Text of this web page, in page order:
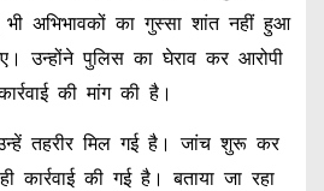
अभिभावकों का गुस्सा शांत नहीं हुआ
उन्होंने पुलिस का घेराव कर आरोपी
की मांग की है।
तहरीर मिल गई है। जांच शुरू कर
कार्रवाई की गई है। बताया जा रहा